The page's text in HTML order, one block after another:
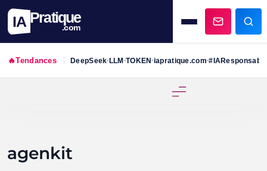
IA Pratique
.com
🔥Tendances DeepSeek•LLM•TOKEN•iapratique.com•#IAResponsable
agenkit